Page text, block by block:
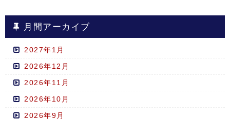
月間アーカイブ
2027年1月
2026年12月
2026年11月
2026年10月
2026年9月